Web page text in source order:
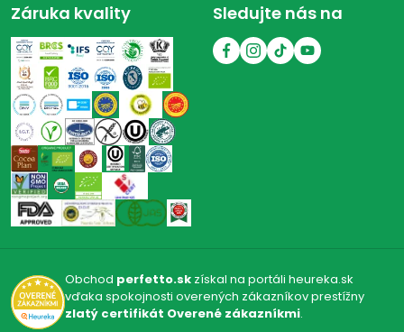
Záruka kvality Sledujte nás na
Obchod perfetto.skzískal na portáli heureka.sk
vďaka spokojnosti overených zákazníkov prestížny
zlatý certifikát Overené zákazníkmi.